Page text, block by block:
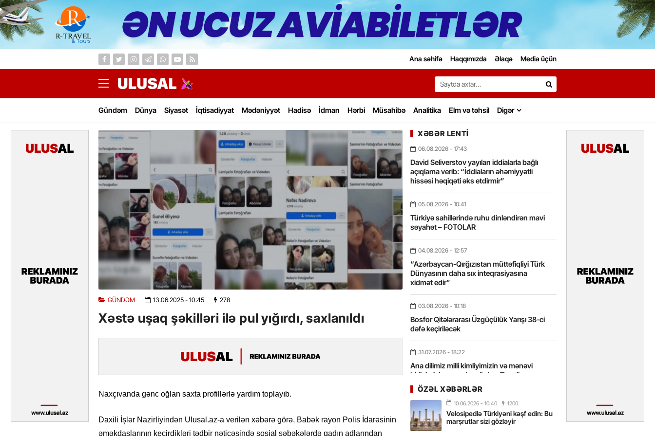
Ana səhifə Haqqımızda Əlaqə Media üçün
Search…
Gündəm Dünya Siyasət İqtisadiyyat Mədəniyyət Hadisə İdman Hərbi Müsahibə Analitika Elm və təhsil Digər
GÜNDƏM 13.06.2025- 10:45 278
Xəstə uşaq şəkilləri ilə pul yığırdı, saxlanıldı
Naxçıvanda gənc oğlan saxta profillərlə yardım toplayıb.
Daxili İşlər Nazirliyindən Ulusal.az-a verilən xəbərə görə, Babək rayon Polis İdarəsinin
əməkdaşlarının keçirdikləri tədbir nəticəsində sosial şəbəkələrdə qadın adlarından
XƏBƏR LENTI
06.08.2026 - 17:43
David Seliverstov yayılan iddialarla bağlı
açıqlama verib: “İddiaların əhəmiyyətli
hissəsi həqiqəti əks etdirmir”
05.08.2026 - 10:41
Türkiyə sahillərində ruhu dinləndirən mavi
səyahət – FOTOLAR
04.08.2026 - 12:57
“Azərbaycan-Qırğızıstan müttəfiqliyi Türk
Dünyasının daha sıx inteqrasiyasına
xidmət edir”
03.08.2026 - 10:18
Bosfor Qitələrarası Üzgüçülük Yarışı 38-ci
dəfə keçiriləcək
31.07.2026 - 18:22
Ana dilimiz milli kimliyimizin və mənəvi
birliyimizin əsas dayağıdır – Tənzilə
Rüstəmxanlı
31.07.2026 - 16:58
Tarixin axarını yalnız böyük liderlər dəyişir
ÖZƏL XƏBƏRLƏR
10.06.2026 - 10:40 1200
Velosipedlə Türkiyəni kəşf edin: Bu
marşrutlar sizi gözləyir